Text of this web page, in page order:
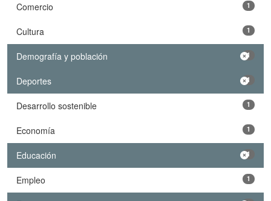
Comercio 1
Cultura 1
Demografía y población 1
Deportes 1
Desarrollo sostenible 1
Economía 1
Educación 1
Empleo 1